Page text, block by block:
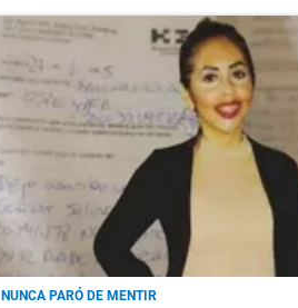
NUNCA PARÓ DE MENTIR